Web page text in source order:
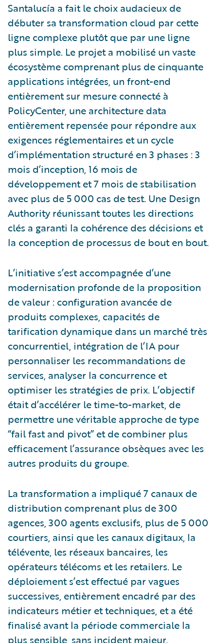
Santalucía a fait le choix audacieux de
débuter sa transformation cloud par cette
ligne complexe plutôt que par une ligne
plus simple. Le projet a mobilisé un vaste
écosystème comprenant plus de cinquante
applications intégrées, un front-end
entièrement sur mesure connecté à
PolicyCenter, une architecture data
entièrement repensée pour répondre aux
exigences réglementaires et un cycle
d’implémentation structuré en 3 phases : 3
mois d’inception, 16 mois de
développement et 7 mois de stabilisation
avec plus de 5 000 cas de test. Une Design
Authority réunissant toutes les directions
clés a garanti la cohérence des décisions et
la conception de processus de bout en bout.
L’initiative s’est accompagnée d’une
modernisation profonde de la proposition
de valeur : configuration avancée de
produits complexes, capacités de
tarification dynamique dans un marché très
concurrentiel, intégration de l’IA pour
personnaliser les recommandations de
services, analyser la concurrence et
optimiser les stratégies de prix. L’objectif
était d’accélérer le time-to-market, de
permettre une véritable approche de type
“fail fast and pivot” et de combiner plus
efficacement l’assurance obsèques avec les
autres produits du groupe.
La transformation a impliqué 7 canaux de
distribution comprenant plus de 300
agences, 300 agents exclusifs, plus de 5 000
courtiers, ainsi que les canaux digitaux, la
télévente, les réseaux bancaires, les
opérateurs télécoms et les retailers. Le
déploiement s’est effectué par vagues
successives, entièrement encadré par des
indicateurs métier et techniques, et a été
finalisé avant la période commerciale la
plus sensible, sans incident majeur.